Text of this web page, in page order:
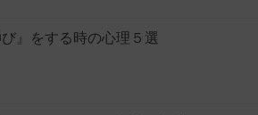
』をする時の心理５選